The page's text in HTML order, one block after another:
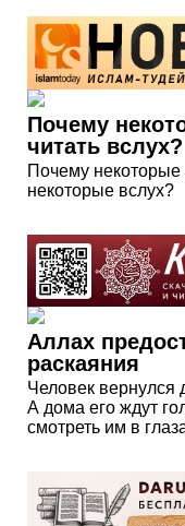
Почему
читать вслух?
Почему
некоторые вслух?
Аллах
раскаяния
Человек вернулся
А дома его ждут
смотреть им в